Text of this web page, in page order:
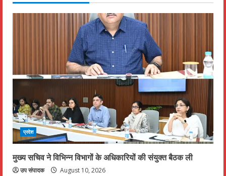
प्रदेश
मुख्य सचिव ने विभिन्न विभागों के अधिकारियों की संयुक्त बैठक ली
उप संपादक August 10, 2026